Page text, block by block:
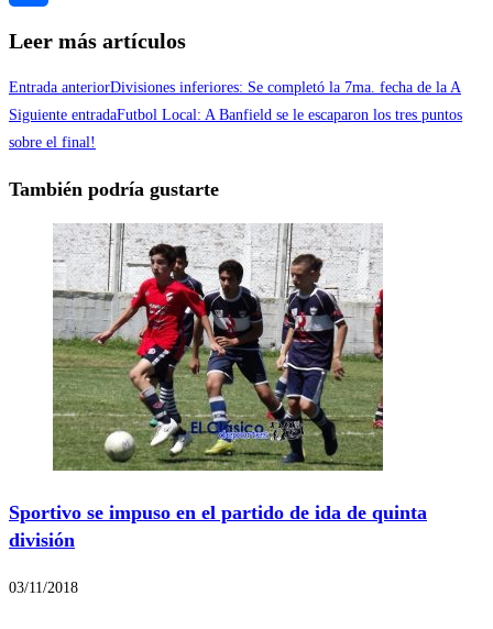
Leer más artículos
Entrada anteriorDivisiones inferiores: Se completó la 7ma. fecha de la A
Siguiente entradaFutbol Local: A Banfield se le escaparon los tres puntos
sobre el final!
También podría gustarte
Sportivo se impuso en el partido de ida de quinta
división
03/11/2018